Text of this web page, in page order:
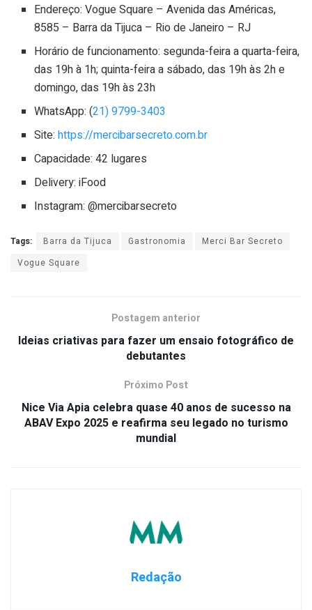
Endereço: Vogue Square – Avenida das Américas,
8585 – Barra da Tijuca – Rio de Janeiro – RJ
Horário de funcionamento: segunda-feira a quarta-feira,
das 19h à 1h; quinta-feira a sábado, das 19h às 2h e
domingo, das 19h às 23h
WhatsApp: (21) 9799-3403
Site:https://mercibarsecreto.com.br
Capacidade: 42 lugares
Delivery: iFood
Instagram: @mercibarsecreto
Tags: Barra da Tijuca Gastronomia
Merci Bar Secreto
Vogue Square
Postagem anterior
Ideias criativas para fazer um ensaio fotográfico de
debutantes
Próximo Post
Nice Via Apia celebra quase 40 anos de sucesso na
ABAV Expo 2025 e reafirma seu legado no turismo
mundial
Redação